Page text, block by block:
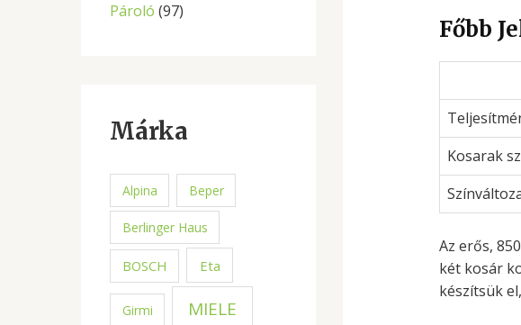
Pároló (97)
Márka
Alpina Beper
Berlinger Haus
BOSCH Eta
Girmi MIELE
Főbb
Kosarak
Az erős,
két kosár
készítsük